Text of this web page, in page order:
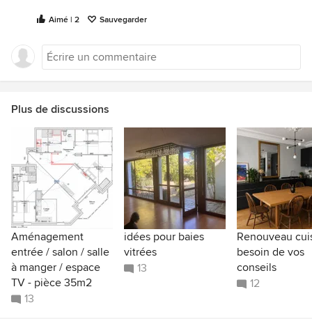
Aimé | 2 Sauvegarder
Plus de discussions
Aménagement
entrée / salon / salle
à manger / espace
TV - pièce 35m2
13
idées pour baies
vitrées
13
Renouveau
besoin de vos
conseils
12